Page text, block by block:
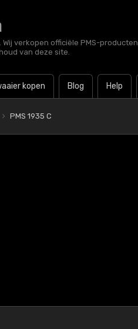
verkopen officiële PMS-
van deze site.
kopen Blog Help
PMS 1935 C